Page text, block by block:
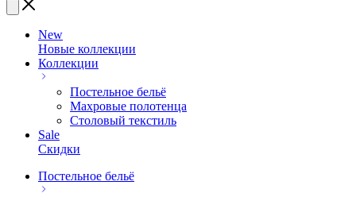
New
Новые коллекции
Коллекции
Постельное бельё
Махровые полотенца
Столовый текстиль
Sale
Скидки
Постельное бельё